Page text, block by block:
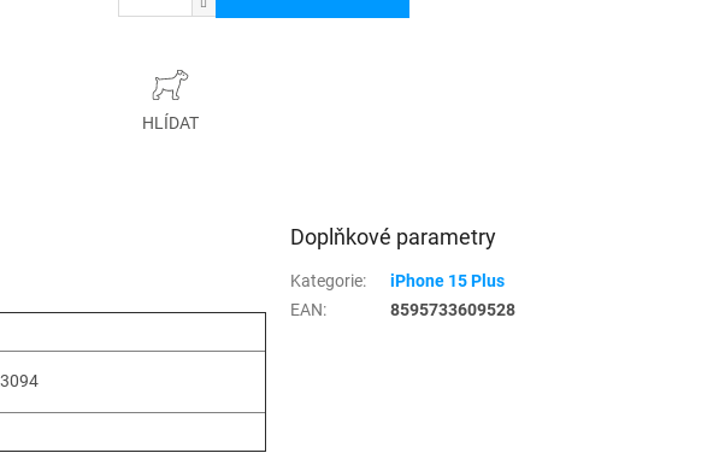
HLÍDAT
Doplňkové parametry
Kategorie:
iPhone 15 Plus
EAN: 8595733609528